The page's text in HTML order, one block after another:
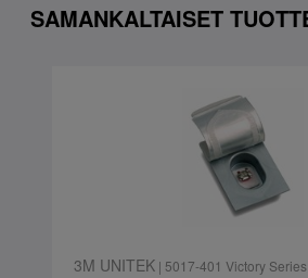
SAMANKALTAISET
3M UNITEK| 5017-401 Victory